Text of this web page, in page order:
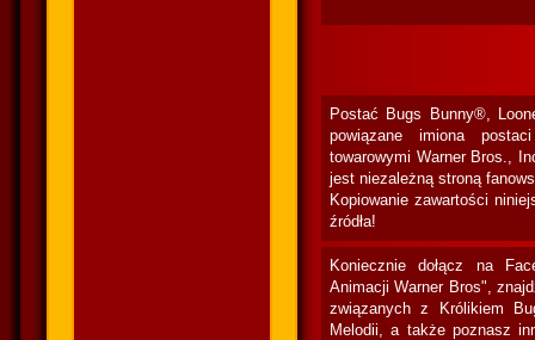
Postać Bugs Bunny®,
powiązane imiona
towarowymi Warner Bros.,
jest niezależną stroną
Kopiowanie zawartości
źródła!
Koniecznie dołącz na
Animacji Warner Bros",
związanych z Królikiem
Melodii, a także poznasz